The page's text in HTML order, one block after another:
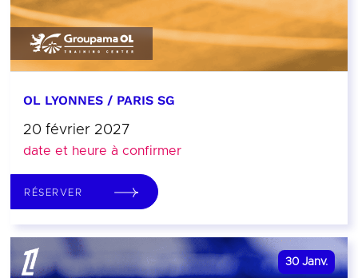
OL LYONNES / PARIS SG
20 février 2027
date et heure à confirmer
RÉSERVER
30 Janv.